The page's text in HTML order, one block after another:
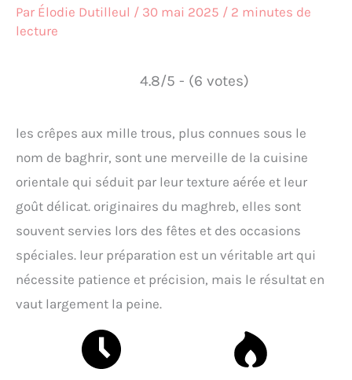
Par Élodie Dutilleul / 30 mai 2025 / 2 minutes de
lecture
4.8/5 - (6 votes)
les crêpes aux mille trous, plus connues sous le
nom de baghrir, sont une merveille de la cuisine
orientale qui séduit par leur texture aérée et leur
goût délicat. originaires du maghreb, elles sont
souvent servies lors des fêtes et des occasions
spéciales. leur préparation est un véritable art qui
nécessite patience et précision, mais le résultat en
vaut largement la peine.